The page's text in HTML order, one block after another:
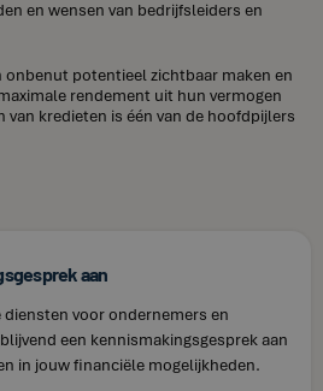
en wensen van bedrijfsleiders en
potentieel zichtbaar maken en
rendement uit hun vermogen
kredieten is één van de hoofdpijlers
aan
diensten voor ondernemers en
een kennismakingsgesprek aan
in jouw financiële mogelijkheden.